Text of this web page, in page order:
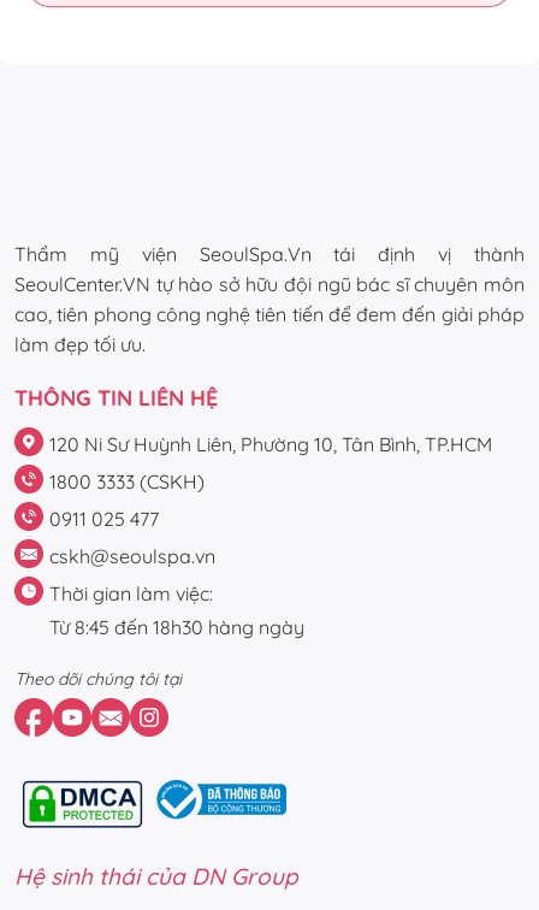
Thẩm mỹ viện SeoulSpa.Vn tái định vị thành
SeoulCenter.VN tự hào sở hữu đội ngũ bác sĩ chuyên môn
cao, tiên phong công nghệ tiên tiến để đem đến giải pháp
làm đẹp tối ưu.
THÔNG TIN LIÊN HỆ
120 Ni Sư Huỳnh Liên, Phường 10, Tân Bình, TP.HCM
1800 3333 (CSKH)
0911 025 477
cskh@seoulspa.vn
Thời gian làm việc:
Từ 8:45 đến 18h30 hàng ngày
Theo dõi chúng tôi tại
Hệ sinh thái của DN Group